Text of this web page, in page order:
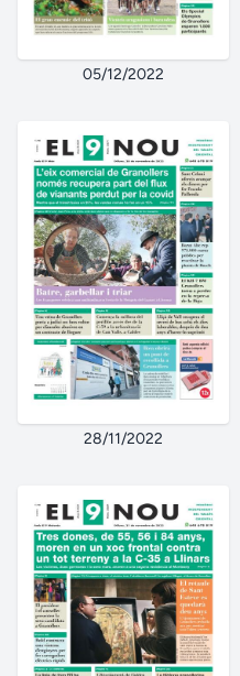
05/12/2022
28/11/2022